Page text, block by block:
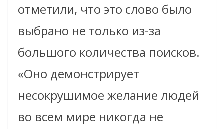
отметили, что это слово было
выбрано не только из-за
большого количества поисков.
«Оно демонстрирует
несокрушимое желание людей
во всем мире никогда не